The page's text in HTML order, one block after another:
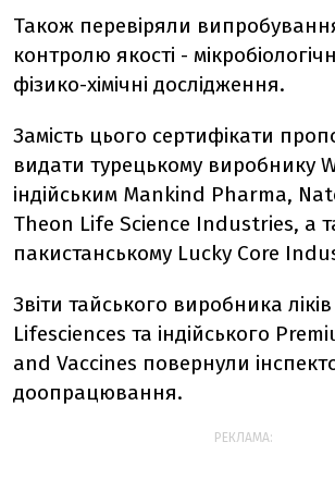
Також перевіряли
контролю якості -
фізико-хімічні дослідження.
Замість цього сертифікати
видати турецькому виробнику
індійським Mankind Pharma,
Theon Life Science Industries, а
пакистанському Lucky Core
Звіти тайського виробника
Lifesciences та індійського
and Vaccines повернули
доопрацювання.
РЕКЛАМА: